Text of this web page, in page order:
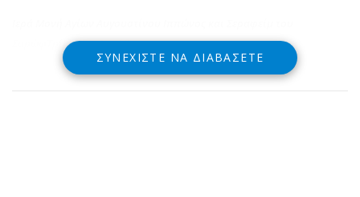
ΣαρώφΤρίκορφο Δωρίδος
ΣΥΝΕΧΊΣΤΕ ΝΑ ΔΙΑΒΆΣΕΤΕ